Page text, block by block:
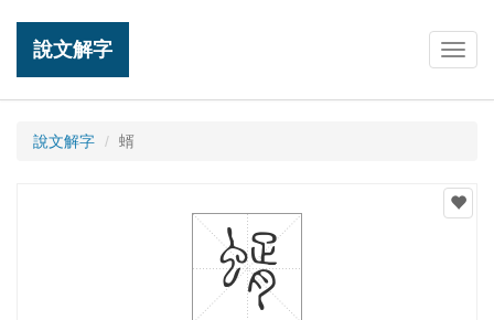
說文解字
說文解字 蝑